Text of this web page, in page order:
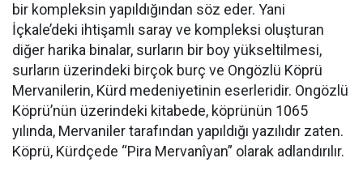
bir kompleksin yapıldığından söz eder. Yani
İçkale’deki ihtişamlı saray ve kompleksi oluşturan
diğer harika binalar, surların bir boy yükseltilmesi,
surların üzerindeki birçok burç ve Ongözlü Köprü
Mervanilerin, Kürd medeniyetinin eserleridir. Ongözlü
Köprü’nün üzerindeki kitabede, köprünün 1065
yılında, Mervaniler tarafından yapıldığı yazılıdır zaten.
Köprü, Kürdçede “Pira Mervanîyan” olarak adlandırılır.